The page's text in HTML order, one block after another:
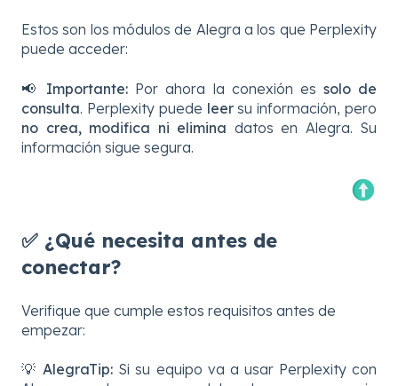
Estos son los módulos de Alegra a los que Perplexity
puede acceder:
📢 Importante: Por ahora la conexión es solo de
consulta. Perplexity puede leersu información, pero
no crea, modifica ni elimina datos en Alegra. Su
información sigue segura.
✅ ¿Qué necesita antes de
conectar?
Verifique que cumple estos requisitos antes de
empezar:
💡AlegraTip: Si su equipo va a usar Perplexity con